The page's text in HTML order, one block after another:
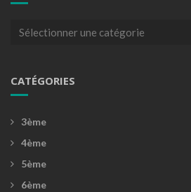
Catégories
CATÉGORIES
3ème
4ème
5ème
6ème